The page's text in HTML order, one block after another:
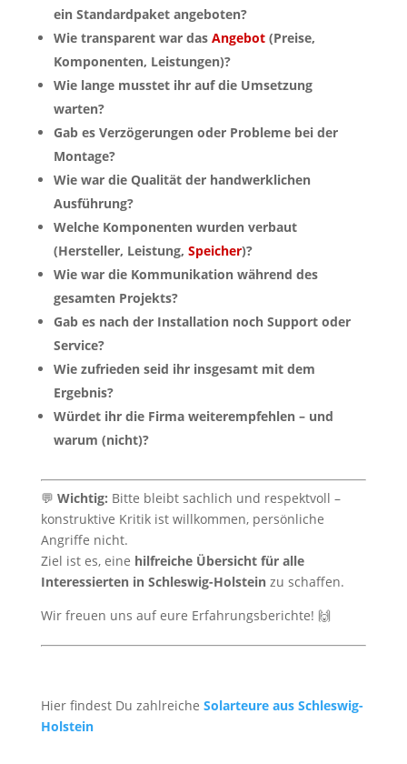
ein Standardpaket angeboten?
Wie transparent war das Angebot(Preise,
Komponenten, Leistungen)?
Wie lange musstet ihr auf die Umsetzung
warten?
Gab es Verzögerungen oder Probleme bei der
Montage?
Wie war die Qualität der handwerklichen
Ausführung?
Welche Komponenten wurden verbaut
(Hersteller, Leistung, Speicher)?
Wie war die Kommunikation während des
gesamten Projekts?
Gab es nach der Installation noch Support oder
Service?
Wie zufrieden seid ihr insgesamt mit dem
Ergebnis?
Würdet ihr die Firma weiterempfehlen – und
warum (nicht)?
💬 Wichtig: Bitte bleibt sachlich und respektvoll –
konstruktive Kritik ist willkommen, persönliche
Angriffe nicht.
Ziel ist es, eine hilfreiche Übersicht für alle
Interessierten in Schleswig-Holsteinzu schaffen.
Wir freuen uns auf eure Erfahrungsberichte! 🙌
Hier findest Du zahlreiche Solarteure aus Schleswig-
Holstein